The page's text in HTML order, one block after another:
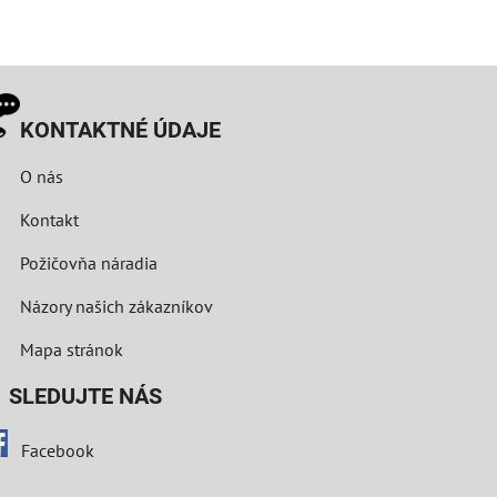
KONTAKTNÉ ÚDAJE
O nás
Kontakt
Požičovňa náradia
Názory našich zákazníkov
Mapa stránok
NÁS
Facebook